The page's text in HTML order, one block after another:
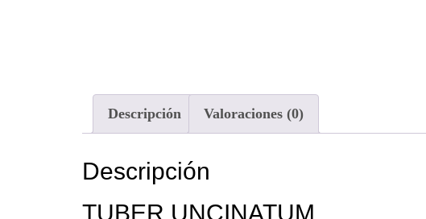
Descripción Valoraciones (0)
Descripción
TUBER UNCINATUM